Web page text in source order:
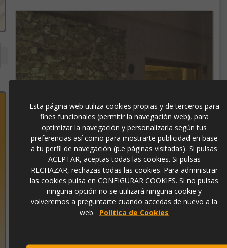
Esta página web utiliza cookies propias y de terceros para
fines funcionales (permitir la navegación web), para
optimizar la navegación y personalizarla según tus
preferencias así como para mostrarte publicidad en base
a tu perfil de navegación (p.e páginas visitadas). Si pulsas
ACEPTAR, aceptas todas las cookies. Si pulsas
RECHAZAR, rechazas todas las cookies. Para administrar
las cookies pulsa en CONFIGURAR COOKIES. Si no pulsas
ninguna opción no se utilizará ninguna cookie y
volveremos a preguntarte cuando accedas de nuevo a la
web. Política de Cookies